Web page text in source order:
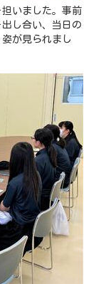
担いました。事前
し合い、当日の
が見られまし